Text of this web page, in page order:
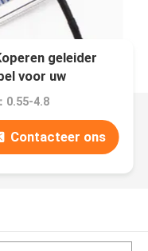
geleider
voor uw
0.55-4.8
Contacteer ons